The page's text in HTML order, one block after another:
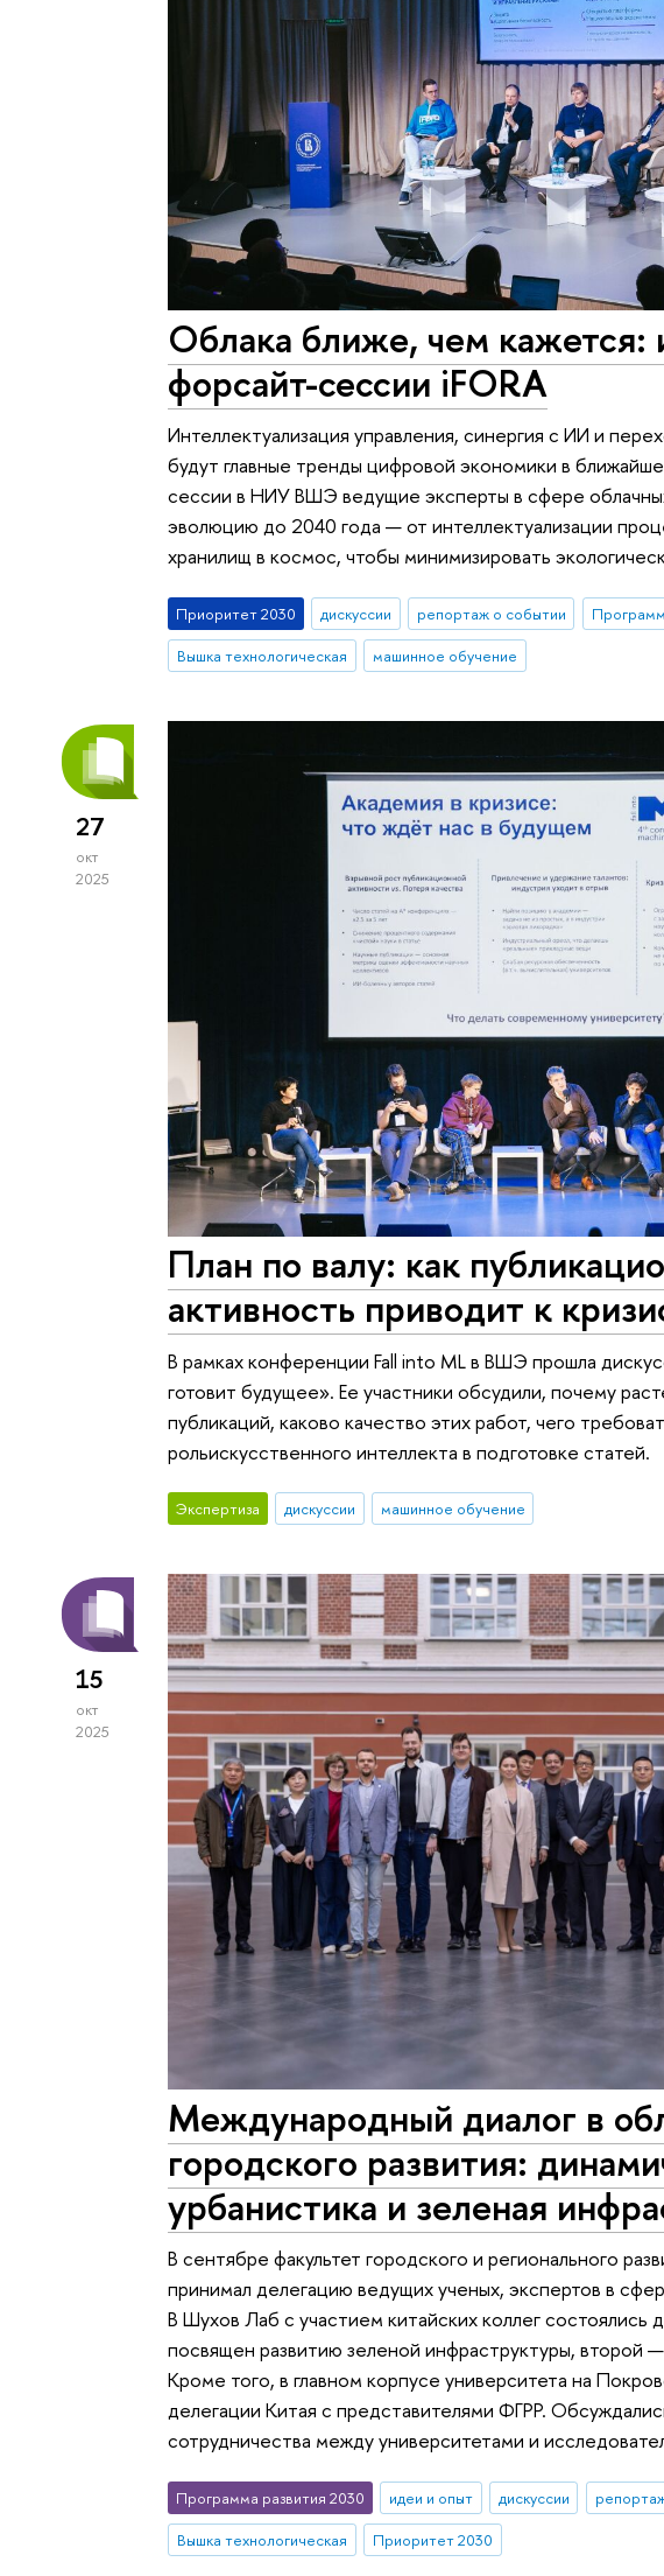
Облака ближе, чем кажется:
форсайт-сессии iFORA
Интеллектуализация управления, синергия с ИИ и
будут главные тренды цифровой экономики в
сессии в НИУ ВШЭ ведущие эксперты в сфере
эволюцию до 2040 года — от интеллектуализации
хранилищ в космос, чтобы минимизировать
Приоритет 2030 дискуссии репортаж о событии
Вышка технологическая
машинное обучение
27
окт
2025
План по валу: как
активность приводит к
В рамках конференции Fall into ML в ВШЭ прошла
готовит будущее». Ее участники обсудили, почему
публикаций, каково качество этих работ, чего
рольискусственного интеллекта в подготовке статей.
Экспертиза дискуссии машинное обучение
15
окт
2025
Международный диалог в
городского развития:
урбанистика и зеленая
В сентябре факультет городского и регионального
принимал делегацию ведущих ученых, экспертов в
В Шухов Лаб с участием китайских коллег состоялись
посвящен развитию зеленой инфраструктуры, второй
Кроме того, в главном корпусе университета на
делегации Китая с представителями ФГРР.
сотрудничества между университетами и
Программа развития 2030 идеи и опыт дискуссии
Вышка технологическая
Приоритет 2030